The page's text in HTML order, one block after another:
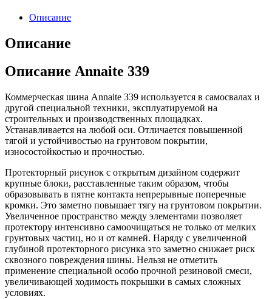
Описание
Описание
Описание Annaite 339
Коммерческая шина Annaite 339 используется в самосвалах и
другой специальной техники, эксплуатируемой на
строительных и производственных площадках.
Устанавливается на любой оси. Отличается повышенной
тягой и устойчивостью на грунтовом покрытии,
износостойкостью и прочностью.
Протекторный рисунок с открытым дизайном содержит
крупные блоки, расставленные таким образом, чтобы
образовывать в пятне контакта непрерывные поперечные
кромки. Это заметно повышает тягу на грунтовом покрытии.
Увеличенное пространство между элементами позволяет
протектору интенсивно самоочищаться не только от мелких
грунтовых частиц, но и от камней. Наряду с увеличенной
глубиной протекторного рисунка это заметно снижает риск
сквозного повреждения шины. Нельзя не отметить
применение специальной особо прочной резиновой смеси,
увеличивающей ходимость покрышки в самых сложных
условиях.